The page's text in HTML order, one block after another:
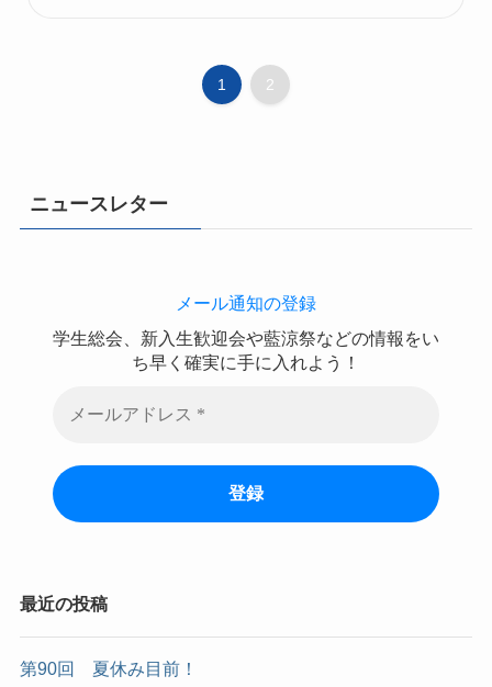
1 2
ニュースレター
メール通知の登録
学生総会、新入生歓迎会や藍涼祭などの情報をい
ち早く確実に手に入れよう！
最近の投稿
第90回 夏休み目前！